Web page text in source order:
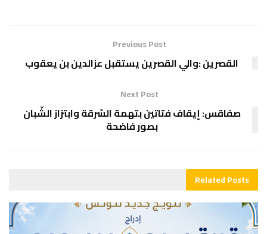
Previous Post
القصرين :والي القصرين يستقبل عزالدين بن يعقوب
Next Post
صفاقس: إيقاف فتاتين بتهمة السّرقة وابتزاز الشّبان
بصور فاضحة
RelatedPosts